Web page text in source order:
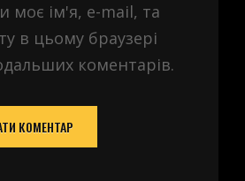
моє ім'я, e-mail, та
в цьому браузері
коментарів.